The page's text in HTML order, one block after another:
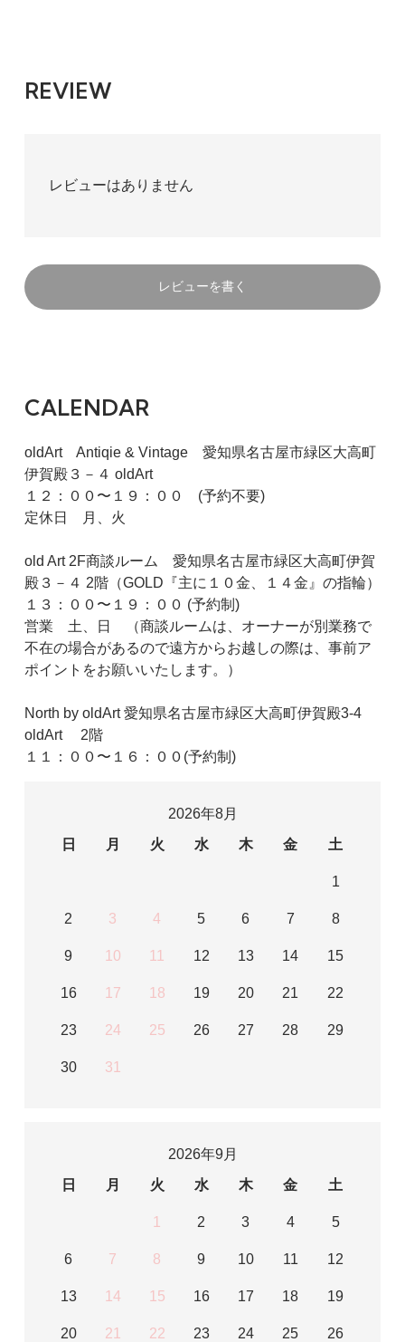
REVIEW
レビューはありません
レビューを書く
CALENDAR
oldArt Antiqie & Vintage 愛知県名古屋市緑区大高町
伊賀殿３－４ oldArt
１２：００〜１９：００ (予約不要)
定休日 月、火
old Art 2F商談ルーム 愛知県名古屋市緑区大高町伊賀
殿３－４ 2階（GOLD『主に１０金、１４金』の指輪）
１３：００〜１９：００ (予約制)
営業 土、日 （商談ルームは、オーナーが別業務で
不在の場合があるので遠方からお越しの際は、事前ア
ポイントをお願いいたします。）
North by oldArt 愛知県名古屋市緑区大高町伊賀殿3-4
oldArt 2階
１１：００〜１６：００(予約制)
2026年8月
日
月 火 水 木 金 土
1
2 3 4 5 6 7 8
9 10 11 12 13 14 15
16 17 18 19 20 21 22
23 24 25 26 27 28 29
30 31
2026年9月
日
月 火 水 木 金 土
1 2 3 4 5
6 7 8 9 10 11 12
13 14 15 16 17 18 19
20 21 22 23 24 25 26